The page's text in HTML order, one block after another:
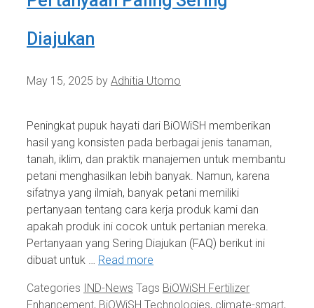
Diajukan
May 15, 2025 by Adhitia Utomo
Peningkat pupuk hayati dari BiOWiSH memberikan
hasil yang konsisten pada berbagai jenis tanaman,
tanah, iklim, dan praktik manajemen untuk membantu
petani menghasilkan lebih banyak. Namun, karena
sifatnya yang ilmiah, banyak petani memiliki
pertanyaan tentang cara kerja produk kami dan
apakah produk ini cocok untuk pertanian mereka.
Pertanyaan yang Sering Diajukan (FAQ) berikut ini
dibuat untuk … Read more
Categories IND-News Tags BiOWiSH Fertilizer
Enhancement, BiOWiSH Technologies, climate-smart,